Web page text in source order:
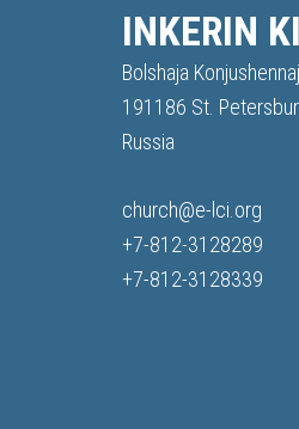
INKERIN
Bolshaja
191186 St.
Russia
church@e-lci.org
+7-812-3128289
+7-812-3128339